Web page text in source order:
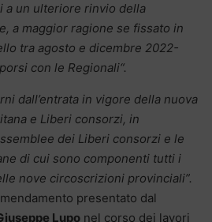
a un ulteriore rinvio della
a maggior ragione se fissato in
tra agosto e dicembre 2022-
con le Regionali“.
dall’entrata in vigore della nuova
e Liberi consorzi, in
dei Liberi consorzi e le
di cui sono componenti tutti i
nove circoscrizioni provinciali”.
presentato dal
Lupo nel corso dei lavori